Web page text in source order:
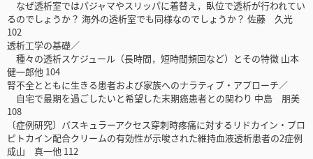
なぜ透析室ではパジャマやスリッパに着替え，臥位で透析が行われてい
るのでしょうか？ 海外の透析室でも同様なのでしょうか？ 佐藤 久光
102
透析工学の基礎／
種々の透析スケジュール（長時間，短時間頻回など）とその特徴 山本
健一郎他 104
腎不全とともに生きる患者および家族へのナラティブ・アプローチ／
自宅で最期を過ごしたいと希望した末期癌患者との関わり 中島 朋美
108
〔症例研究〕バスキュラーアクセス穿刺時疼痛に対するリドカイン・プロ
ピトカイン配合クリームの有効性が示唆された維持血液透析患者の2症例
成山 真一他 112